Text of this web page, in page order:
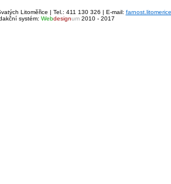
Litoměřice | Tel.: 411 130 326 | E-mail:
systém: Webdesignum2010 - 2017